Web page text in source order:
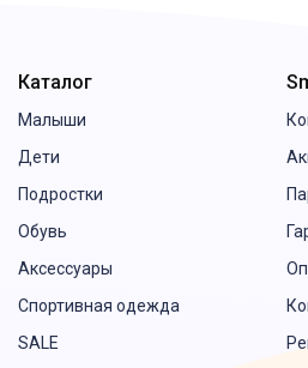
Каталог
Малыши
Дети
Подростки
Обувь
Аксессуары
Спортивная одежда
SALE